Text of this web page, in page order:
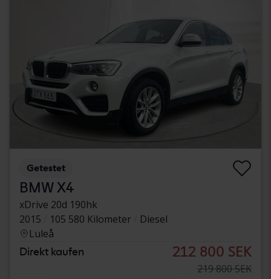
Getestet
BMW X4
xDrive 20d 190hk
2015
105 580 Kilometer
Diesel
Luleå
Direkt kaufen 212 800 SEK
219 800 SEK